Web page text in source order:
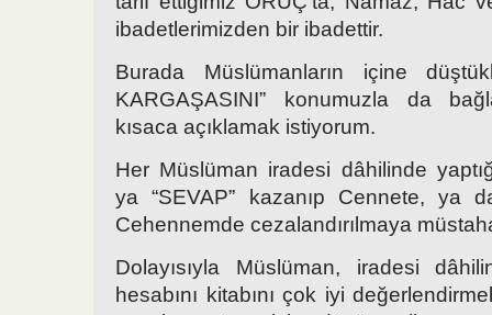
ibadetlerimizden bir ibadettir.
Burada Müslümanların içine
KARGAŞASINI” konumuzla da
kısaca açıklamak istiyorum.
Her Müslüman iradesi dâhilinde
ya “SEVAP” kazanıp Cennete, ya
Cehennemde cezalandırılmaya
Dolayısıyla Müslüman, iradesi
hesabını kitabını çok iyi